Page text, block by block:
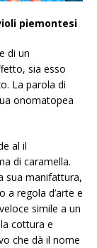
piemontesi
di un
sia esso
La parola di
onomatopea
al il
di caramella.
sua manifattura,
a regola d’arte e
simile a un
cottura e
che dà il nome